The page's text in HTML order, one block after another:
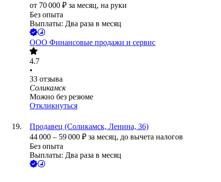
от 70 000 ₽ за месяц, на руки
Без опыта
Выплаты: Два раза в месяц
ООО Финансовые продажи и сервис
4.7
•
33 отзыва
Соликамск
Можно без резюме
Откликнуться
Продавец (Соликамск, Ленина, 36)
44 000 – 59 000 ₽ за месяц, до вычета налогов
Без опыта
Выплаты: Два раза в месяц